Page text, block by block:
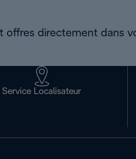
offres directement dans
Service Localisateur